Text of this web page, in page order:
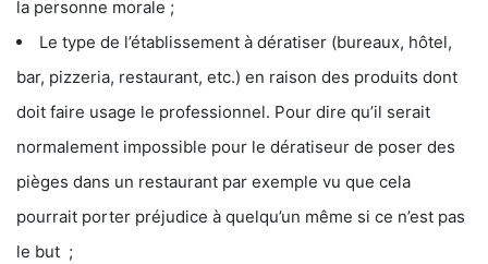
la personne morale ;
Le type de l’établissement à dératiser (bureaux, hôtel,
bar, pizzeria, restaurant, etc.) en raison des produits dont
doit faire usage le professionnel. Pour dire qu’il serait
normalement impossible pour le dératiseur de poser des
pièges dans un restaurant par exemple vu que cela
pourrait porter préjudice à quelqu’un même si ce n’est pas
le but ;